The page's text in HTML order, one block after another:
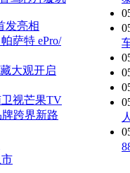
发亮相
萨特 ePro/
大观开启
视芒果TV
跨界新路